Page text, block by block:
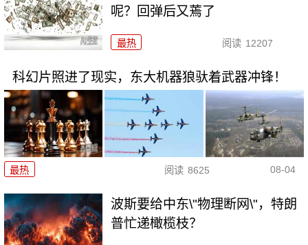
呢？回弹后又蔫了
最热 阅读 12207
科幻片照进了现实，东大机器狼驮着武器冲锋！
最热 阅读 8625 08-04
波斯要给中东\"物理断网\"，特朗
普忙递橄榄枝？